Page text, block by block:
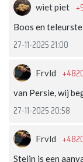
wiet piet
Boos en
27-11-2025 21:00
Frvld
van Persie, wij
27-11-2025 20:58
Frvld
Steijn is een